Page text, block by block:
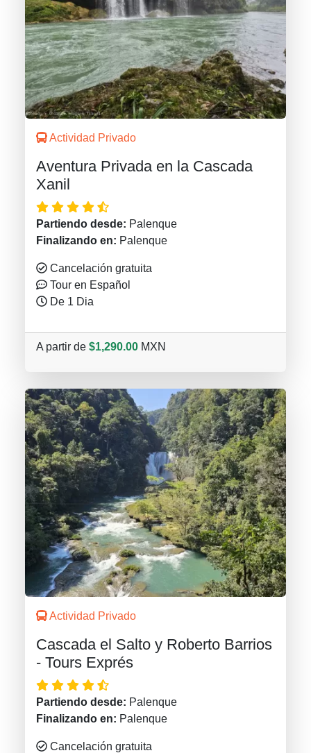
Actividad Privado
Aventura Privada en la Cascada
Xanil
Partiendo desde: Palenque
Finalizando en: Palenque
Cancelación gratuita
Tour en Español
De 1 Dia
A partir de $1,290.00 MXN
Actividad Privado
Cascada el Salto y Roberto Barrios
- Tours Exprés
Partiendo desde: Palenque
Finalizando en: Palenque
Cancelación gratuita